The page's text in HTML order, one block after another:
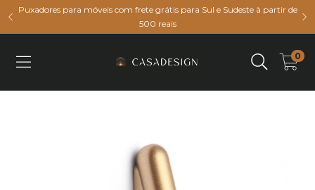
Puxadores para móveis com frete grátis para Sul e Sudeste à partir de
500 reais
0